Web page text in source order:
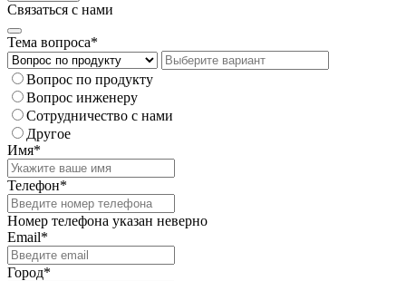
Связаться с нами
Тема вопроса*
Вопрос по продукту
Вопрос инженеру
Сотрудничество с нами
Другое
Имя*
Телефон*
Номер телефона указан неверно
Email*
Город*